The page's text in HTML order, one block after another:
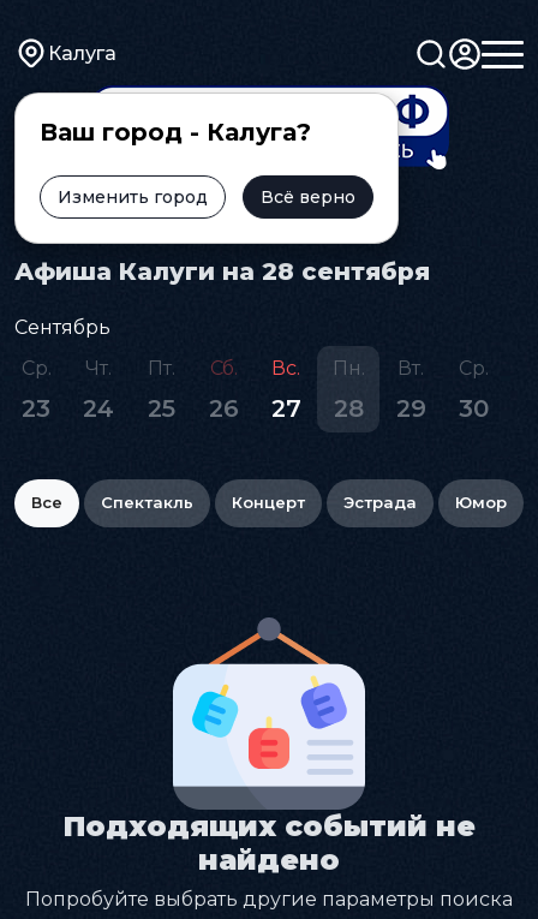
Калуга
Ваш город - Калуга?
Изменить город Всё верно
Главная Афиша
Афиша Калуги на 28 сентября
Сентябрь
Ср.
23
Чт.
24
Пт.
25
Сб.
26
Вс.
27
Пн.
28
Вт.
29
Ср.
30
Все Спектакль Концерт Эстрада Юмор
Подходящих событий не
найдено
Попробуйте выбрать другие параметры поиска